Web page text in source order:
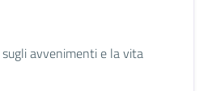
avvenimenti e la vita